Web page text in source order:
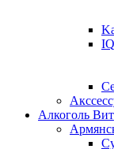
Алкоголь